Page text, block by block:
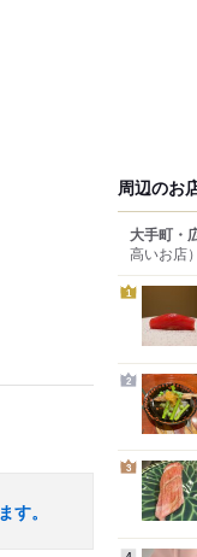
。
周辺のお
大手町・
高いお店）
1
2
3